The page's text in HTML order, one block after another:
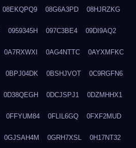
08EKQPQ9 08G6A3PD 08HJRZKG
0959345H 097C3BE4 09DI9AQ2
0A7RXWXI 0AG4NTTC 0AYXMFKC
0BPJ04DK 0BSHJVOT 0C9RGFN6
0D38QEGH 0DCJSPJ1 0DZMHHX1
0FFYUM84 0FLIL6GQ 0FXF2MUD
0GJSAH4M 0GRH7XSL 0H17NT32